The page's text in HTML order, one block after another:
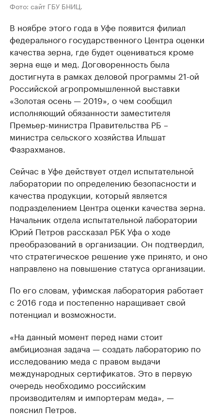
Фото: сайт ГБУ БНИЦ.
В ноябре этого года в Уфе появится филиал
федерального государственного Центра оценки
качества зерна, где будет оцениваться кроме
зерна еще и мед. Договоренность была
достигнута в рамках деловой программы 21-ой
Российской агропромышленной выставки
«Золотая осень — 2019», о чем сообщил
исполняющий обязанности заместителя
Премьер-министра Правительства РБ –
министра сельского хозяйства Ильшат
Фазрахманов.
Сейчас в Уфе действует отдел испытательной
лаборатории по определению безопасности и
качества продукции, который является
подразделением Центра оценки качества зерна.
Начальник отдела испытательной лаборатории
Юрий Петров рассказал РБК Уфа о ходе
преобразований в организации. Он подтвердил,
что стратегическое решение уже принято, и оно
направлено на повышение статуса организации.
По его словам, уфимская лаборатория работает
с 2016 года и постепенно наращивает свой
потенциал и возможности.
«На данный момент перед нами стоит
амбициозная задача — создать лабораторию по
исследованию меда с правом выдачи
международных сертификатов. Это в первую
очередь необходимо российским
производителям и импортерам меда», —
пояснил Петров.